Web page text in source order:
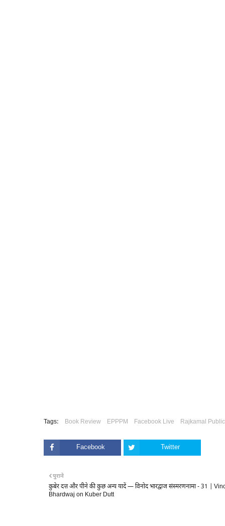
Tags: Book Review EPPPM Facebook Live Rajkamal
Facebook Twitter
पुराने
कुबेर दत्त और पीने की कुछ अन्य यादें — विनोद भारद्वाज संस्मरणनामा - 31 |
Bhardwaj on Kuber Dutt